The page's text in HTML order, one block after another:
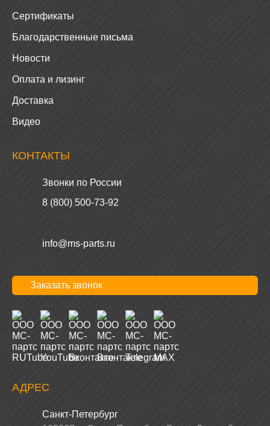
Сертификаты
Благодарственные письма
Новости
Оплата и лизинг
Доставка
Видео
КОНТАКТЫ
Звонки по России
8 (800) 500-73-92
info@ms-parts.ru
Заказать звонок
АДРЕС
Санкт-Петербург